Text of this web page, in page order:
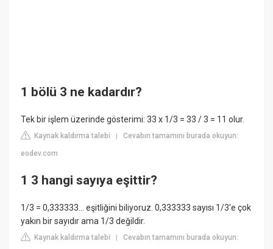
1 bölü 3 ne kadardır?
Tek bir işlem üzerinde gösterimi: 33 x 1/3 = 33 / 3 = 11 olur.
Kaynak kaldırma talebi |Cevabın tamamını burada okuyun:
eodev.com
1 3 hangi sayıya eşittir?
1/3 = 0,333333… eşitliğini biliyoruz. 0,333333 sayısı 1/3'e çok
yakın bir sayıdır ama 1/3 değildir.
Kaynak kaldırma talebi |Cevabın tamamını burada okuyun: